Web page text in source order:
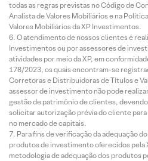
todas as regras previstas no Código de
Analista de Valores Mobiliários e na
Valores Mobiliários da XP Investimentos.
O atendimento de nossos clientes é
Investimentos ou por assessores de
atividades por meio da XP, em
178/2023, os quais encontram-se
Corretoras e Distribuidoras de Títulos e
assessor de investimento não pode
gestão de patrimônio de clientes,
solicitar autorização prévia do cliente
no mercado de capitais.
Para fins de verificação da adequação
produtos de investimento oferecidos pela
metodologia de adequação dos produtos